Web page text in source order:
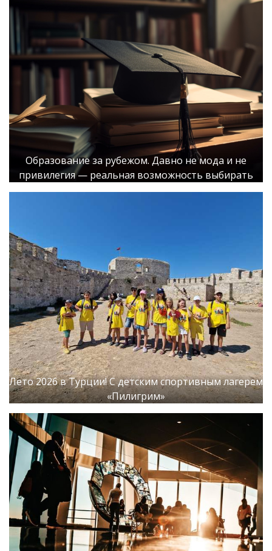
Образование за рубежом. Давно не мода и не
привилегия — реальная возможность выбирать
Лето 2026 в Турции! С детским спортивным лагерем
«Пилигрим»